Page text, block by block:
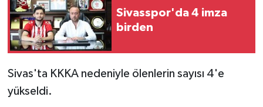
Sivasspor'da 4 imza
birden
Sivas'ta KKKA nedeniyle ölenlerin sayısı 4'e
yükseldi.
KÜLTÜR SANAT
MAGAZİN